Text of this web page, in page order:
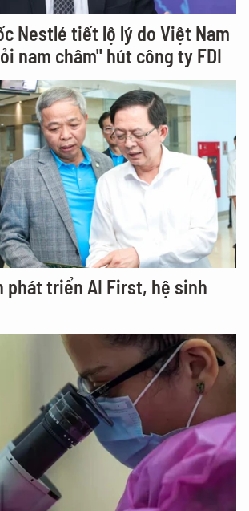
Nestlé tiết lộ lý do Việt Nam
nam châm" hút công ty FDI
phát triển AI First, hệ sinh